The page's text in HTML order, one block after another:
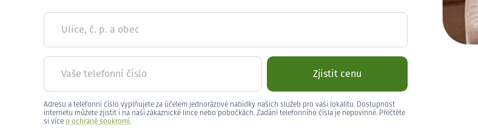
Ulice, č. p. a obec
Vaše telefonní číslo Zjistit cenu
Adresu a telefonní číslo vyplňujete za účelem jednorázové nabídky našich služeb pro vaši lokalitu. Dostupnost
internetu můžete zjistit i na naší zákaznické lince nebo pobočkách. Zadání telefonního čísla je nepovinné. Přečtěte
si více o ochraně soukromí.